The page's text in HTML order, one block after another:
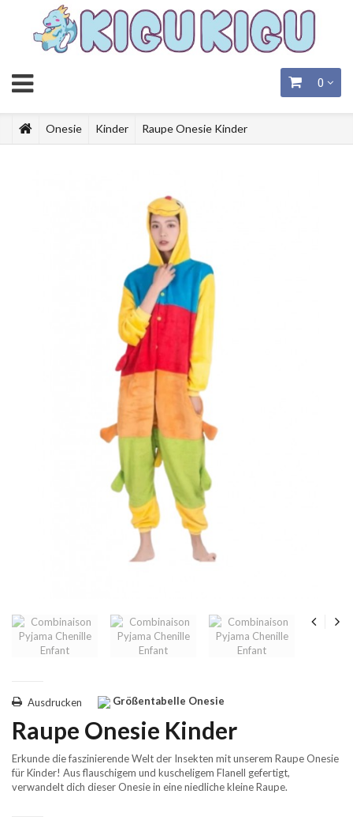
0
Onesie Kinder Raupe Onesie Kinder
Größentabelle Onesie
Ausdrucken
Raupe Onesie Kinder
Erkunde die faszinierende Welt der Insekten mit unserem Raupe Onesie
für Kinder! Aus flauschigem und kuscheligem Flanell gefertigt,
verwandelt dich dieser Onesie in eine niedliche kleine Raupe.